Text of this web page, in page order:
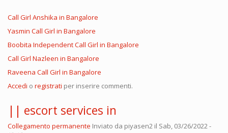
Call Girl Anshika in Bangalore
Yasmin Call Girl in Bangalore
Boobita Independent Call Girl in Bangalore
Call Girl Nazleen in Bangalore
Raveena Call Girl in Bangalore
Accedi o registrati per inserire commenti.
|| escort services in
Collegamento permanente Inviato da piyasen2 il Sab, 03/26/2022 -